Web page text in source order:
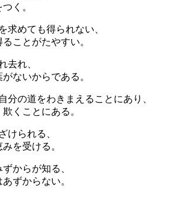
く。
求めても得られない、
ことがたやすい。
去れ、
ないからである。
分の道をわきまえることにあり、
くことにある。
けられる、
を受ける。
からが知る、
ずからない。